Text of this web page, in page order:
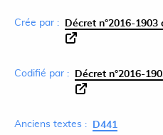
Crée par : Décret n°2016-
Codifié par : Décret n°2016-
Anciens textes : D441